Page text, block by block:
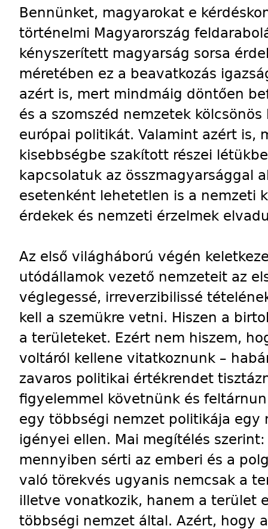
Bennünket, magyarokat e
történelmi Magyarország
kényszerített magyarság sorsa
méretében ez a beavatkozás
azért is, mert mindmáig döntően
és a szomszéd nemzetek
európai politikát. Valamint azért is,
kisebbségbe szakított részei
kapcsolatuk az összmagyarsággal
esetenként lehetetlen is a nemzeti
érdekek és nemzeti érzelmek
Az első világháború végén
utódállamok vezető nemzeteit az
véglegessé, irreverzibilissé
kell a szemükre vetni. Hiszen a
a területeket. Ezért nem hiszem,
voltáról kellene vitatkoznunk –
zavaros politikai értékrendet
figyelemmel követnünk és
egy többségi nemzet politikája egy
igényei ellen. Mai megítélés
mennyiben sérti az emberi és a
való törekvés ugyanis nemcsak a
illetve vonatkozik, hanem a terület
többségi nemzet által. Azért, hogy